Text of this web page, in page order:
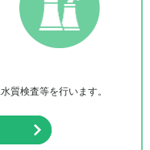
質検査等を行います。